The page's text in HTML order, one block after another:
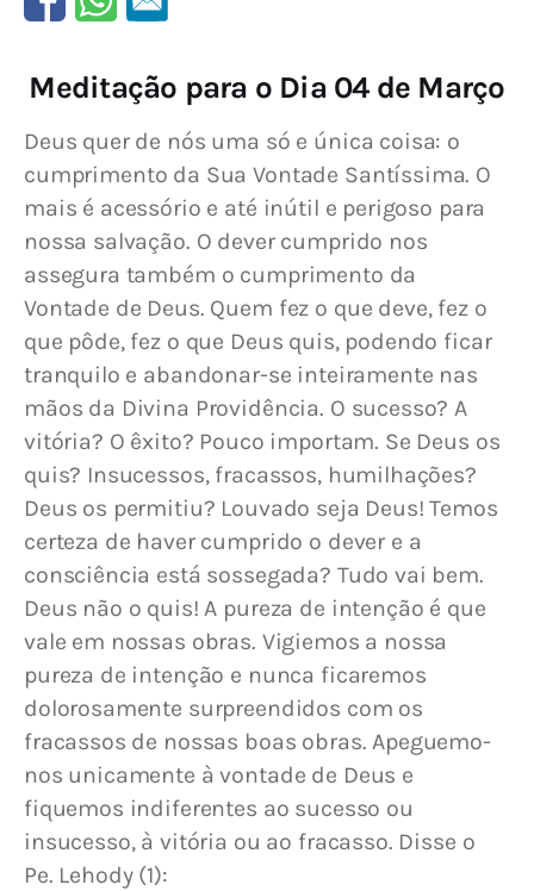
Meditação para o Dia 04 de Março
Deus quer de nós uma só e única coisa: o
cumprimento da Sua Vontade Santíssima. O
mais é acessório e até inútil e perigoso para
nossa salvação. O dever cumprido nos
assegura também o cumprimento da
Vontade de Deus. Quem fez o que deve, fez o
que pôde, fez o que Deus quis, podendo ficar
tranquilo e abandonar-se inteiramente nas
mãos da Divina Providência. O sucesso? A
vitória? O êxito? Pouco importam. Se Deus os
quis? Insucessos, fracassos, humilhações?
Deus os permitiu? Louvado seja Deus! Temos
certeza de haver cumprido o dever e a
consciência está sossegada? Tudo vai bem.
Deus não o quis! A pureza de intenção é que
vale em nossas obras. Vigiemos a nossa
pureza de intenção e nunca ficaremos
dolorosamente surpreendidos com os
fracassos de nossas boas obras. Apeguemo-
nos unicamente à vontade de Deus e
fiquemos indiferentes ao sucesso ou
insucesso, à vitória ou ao fracasso. Disse o
Pe. Lehody (1):